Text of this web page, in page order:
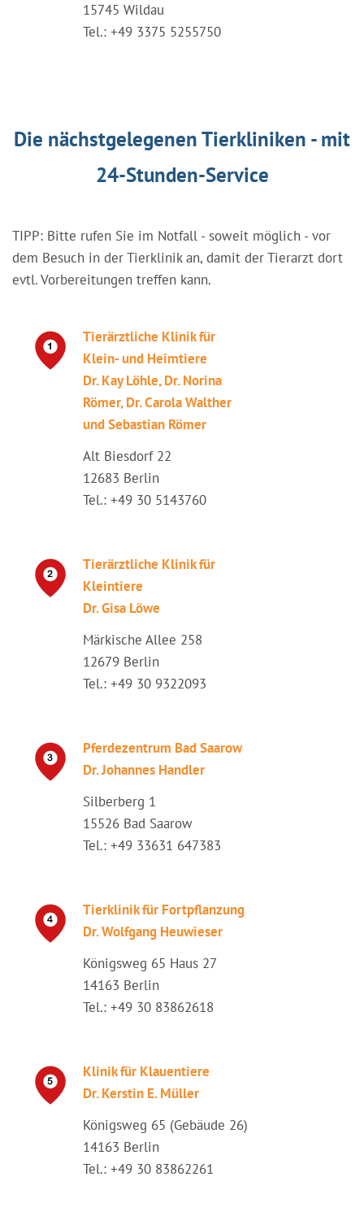
15745 Wildau
Tel.: +49 3375 5255750
Die nächstgelegenen Tierkliniken - mit
24-Stunden-Service
TIPP: Bitte rufen Sie im Notfall - soweit möglich - vor
dem Besuch in der Tierklinik an, damit der Tierarzt dort
evtl. Vorbereitungen treffen kann.
Tierärztliche Klinik für
Klein- und Heimtiere
Dr. Kay Löhle, Dr. Norina
Römer, Dr. Carola Walther
und Sebastian Römer
Alt Biesdorf 22
12683 Berlin
Tel.: +49 30 5143760
Tierärztliche Klinik für
Kleintiere
Dr. Gisa Löwe
Märkische Allee 258
12679 Berlin
Tel.: +49 30 9322093
Pferdezentrum Bad Saarow
Dr. Johannes Handler
Silberberg 1
15526 Bad Saarow
Tel.: +49 33631 647383
Tierklinik für Fortpflanzung
Dr. Wolfgang Heuwieser
Königsweg 65 Haus 27
14163 Berlin
Tel.: +49 30 83862618
Klinik für Klauentiere
Dr. Kerstin E. Müller
Königsweg 65 (Gebäude 26)
14163 Berlin
Tel.: +49 30 83862261